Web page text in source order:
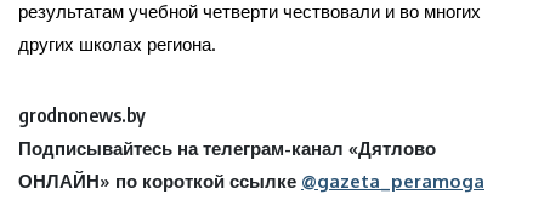
результатам учебной четверти чествовали и во многих
других школах региона.
grodnonews.by
Подписывайтесь на телеграм-канал «Дятлово
ОНЛАЙН» по короткой ссылке @gazeta_peramoga